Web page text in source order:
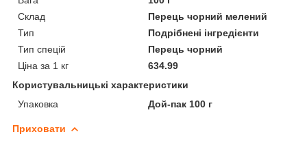
Склад
Перець чорний мелений
Тип
Подрібнені інгредієнти
Тип спецій
Перець чорний
Ціна за 1 кг
634.99
Користувальницькі характеристики
Упаковка
Дой-пак 100 г
Приховати